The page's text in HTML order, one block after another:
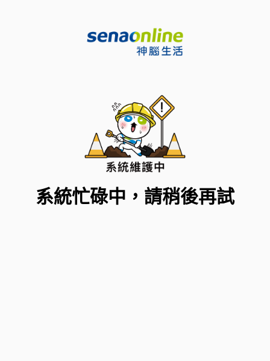
系統忙碌中，請稍後再試